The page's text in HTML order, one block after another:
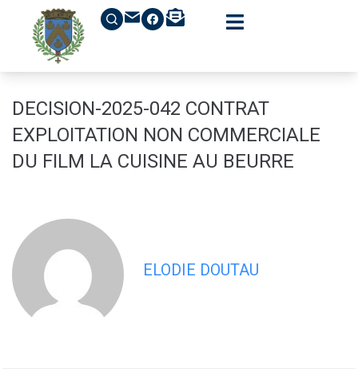
principal
DECISION-2025-042 CONTRAT
EXPLOITATION NON COMMERCIALE
DU FILM LA CUISINE AU BEURRE
ELODIE DOUTAU